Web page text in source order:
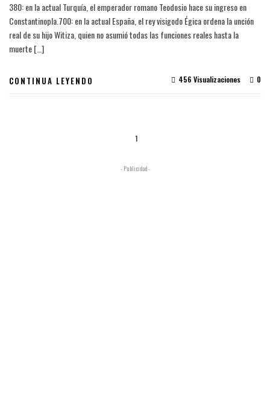
380: en la actual Turquía, el emperador romano Teodosio hace su ingreso en
Constantinopla.700: en la actual España, el rey visigodo Égica ordena la unción
real de su hijo Witiza, quien no asumió todas las funciones reales hasta la
muerte […]
CONTINUA LEYENDO 0
456 Visualizaciones
1
- Publicidad -